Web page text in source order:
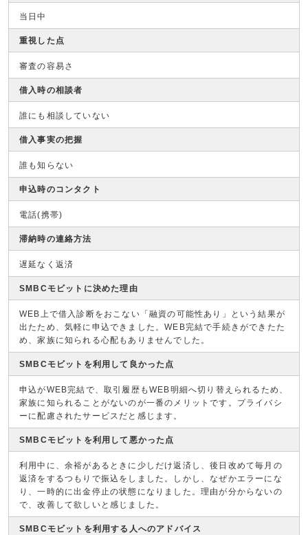
当日中
重視した点
審査の容易さ
借入時の相談者
誰にも相談していない
借入事実の把握
誰も知らない
申込時のコンタクト
電話(携帯)
滞納時の連絡方法
遅延なく返済
SMBCモビットに決めた理由
WEB上で借入診断をおこない「融資の可能性あり」という結果が
出たため、気軽に申込できました。WEB完結で手続きができたた
め、家族に知られる心配もありませんでした。
SMBCモビットを利用して良かった点
申込がWEB完結で、取引履歴もWEB明細へ切り替えられるため、
家族に知られることがないのが一番のメリットです。プライバシ
ーに配慮されたサービスだと感じます。
SMBCモビットを利用して悪かった点
利用中に、余裕があるときに少しだけ返済し、後日改めて毎月の
返済をするつもりで振込をしました。しかし、なぜかエラーにな
り、一時的に出金停止の状態になりました。理由が分からないの
で、改善して欲しいと感じました。
SMBCモビットを利用する人へのアドバイス